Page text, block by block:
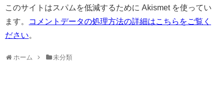
このサイトはスパムを低減するために Akismet を使ってい
ます。
コメントデータの処理方法の詳細はこちらをご覧く
ださい。
ホーム 未分類